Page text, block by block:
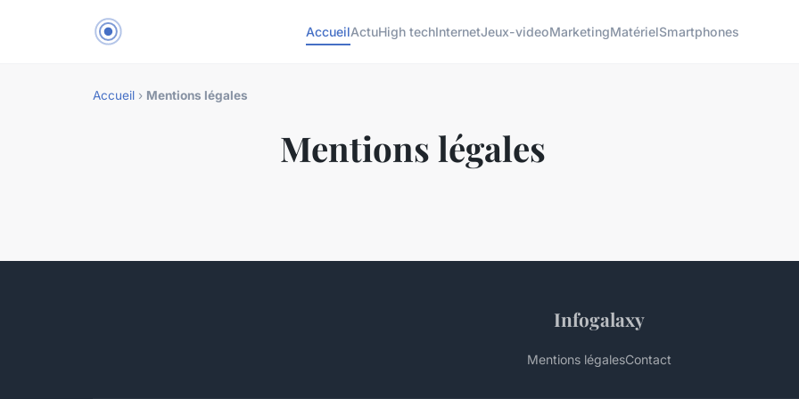
AccueilActuHigh techInternetJeux-videoMarketingMatérielSmartphones
Accueil › Mentions légales
Mentions légales
Infogalaxy
Mentions légalesContact